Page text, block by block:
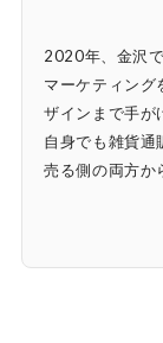
2020年、金沢
マーケティング
ザインまで手が
自身でも雑貨通
売る側の両方か